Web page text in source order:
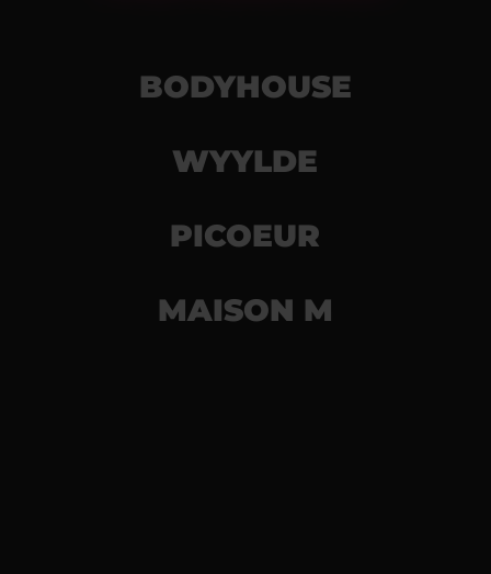
BODYHOUSE
WYYLDE
PICOEUR
MAISON M